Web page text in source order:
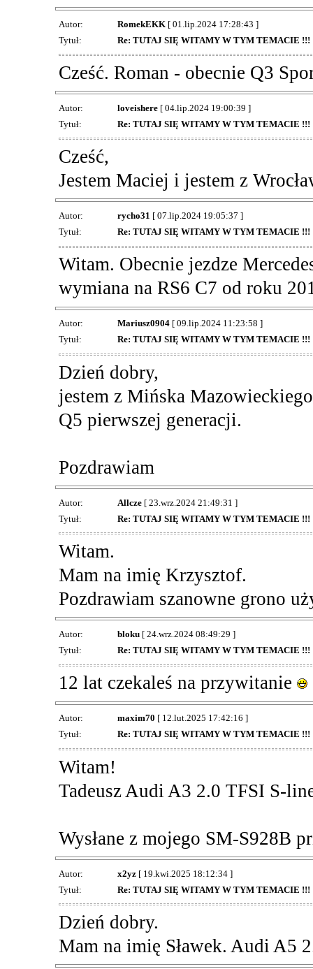
Autor: RomekEKK[ 01.lip.2024 17:28:43 ]
Tytuł:
Re: TUTAJ SIĘ WITAMY W TYM TEMACIE !!!
Cześć. Roman - obecnie Q3
Autor: loveishere[ 04.lip.2024 19:00:39 ]
Tytuł:
Re: TUTAJ SIĘ WITAMY W TYM TEMACIE !!!
Cześć,
Jestem Maciej i jestem z
Autor: rycho31 [ 07.lip.2024 19:05:37 ]
Tytuł:
Re: TUTAJ SIĘ WITAMY W TYM TEMACIE !!!
Witam. Obecnie jezdze
wymiana na RS6 C7 od roku
Autor: Mariusz0904[ 09.lip.2024 11:23:58 ]
Tytuł:
Re: TUTAJ SIĘ WITAMY W TYM TEMACIE !!!
Dzień dobry,
jestem z Mińska
Q5 pierwszej generacji.
Pozdrawiam
Autor: Allcze[ 23.wrz.2024 21:49:31 ]
Tytuł:
Re: TUTAJ SIĘ WITAMY W TYM TEMACIE !!!
Witam.
Mam na imię Krzysztof.
Pozdrawiam szanowne grono
Autor: bloku[ 24.wrz.2024 08:49:29 ]
Tytuł:
Re: TUTAJ SIĘ WITAMY W TYM TEMACIE !!!
12 lat czekaleś na przywitanie
Autor: maxim70 [ 12.lut.2025 17:42:16 ]
Tytuł:
Re: TUTAJ SIĘ WITAMY W TYM TEMACIE !!!
Witam!
Tadeusz Audi A3 2.0 TFSI S-
Wysłane z mojego SM-S928B
Autor: x2yz[ 19.kwi.2025 18:12:34 ]
Tytuł:
Re: TUTAJ SIĘ WITAMY W TYM TEMACIE !!!
Dzień dobry.
Mam na imię Sławek. Audi A5